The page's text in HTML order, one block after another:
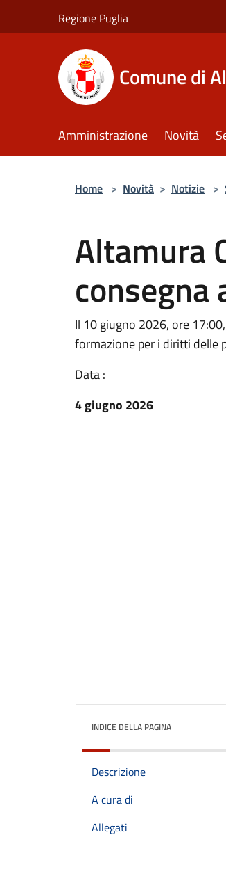
Regione Puglia
Comune di
Amministrazione Novità
Home > Novità > Notizie >
Altamura
Il 10 giugno 2026, ore
formazione per i diritti delle
Data :
4 giugno 2026
INDICE DELLA PAGINA
Descrizione
A cura di
Allegati